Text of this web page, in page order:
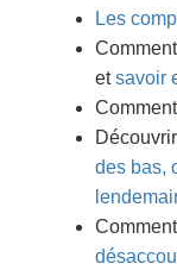
Les
etsavoir
Comment
des bas,